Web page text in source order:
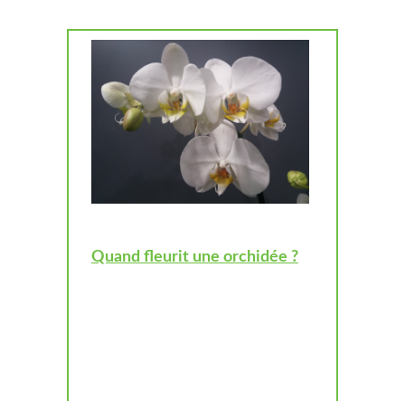
Quand fleurit une orchidée ?